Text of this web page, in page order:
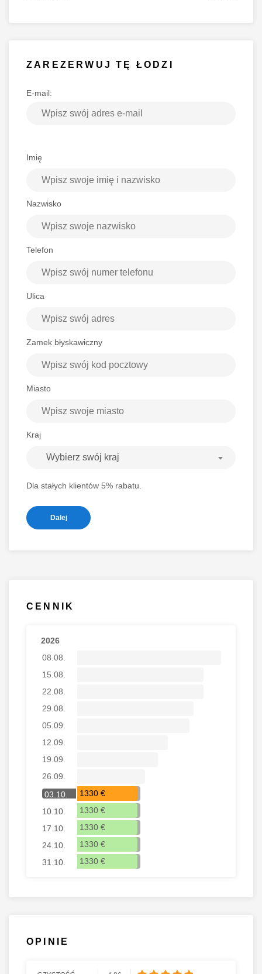
ZAREZERWUJ TĘ ŁODZI
E-mail:
Imię
Nazwisko
Telefon
Ulica
Zamek błyskawiczny
Miasto
Kraj
Wybierz swój kraj
Dla stałych klientów 5% rabatu.
Dalej
CENNIK
2026
08.08.
15.08.
22.08.
29.08.
05.09.
12.09.
19.09.
26.09.
03.10.
1330 €
10.10.
1330 €
17.10.
1330 €
24.10.
1330 €
31.10.
1330 €
OPINIE